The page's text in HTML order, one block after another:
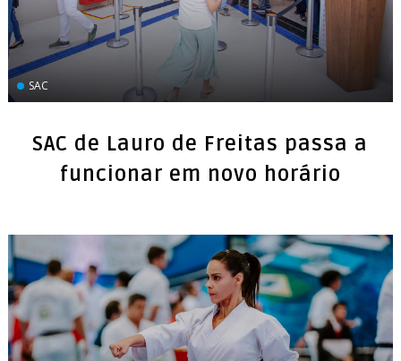
SAC
SAC de Lauro de Freitas passa a
funcionar em novo horário